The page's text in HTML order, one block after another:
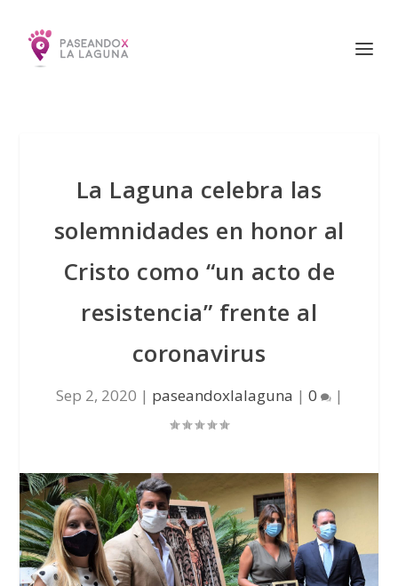
La Laguna celebra las
solemnidades en honor al
Cristo como “un acto de
resistencia” frente al
coronavirus
Sep 2, 2020 | paseandoxlalaguna | 0 |